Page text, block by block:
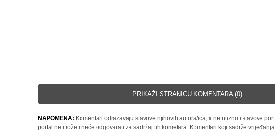
PRIKAŽI STRANICU KOMENTARA (0)
NAPOMENA: Komentari odražavaju stavove njihovih autora/ica, a ne nužno i stavove
portal ne može i neće odgovarati za sadržaj tih kometara. Komentari koji sadrže